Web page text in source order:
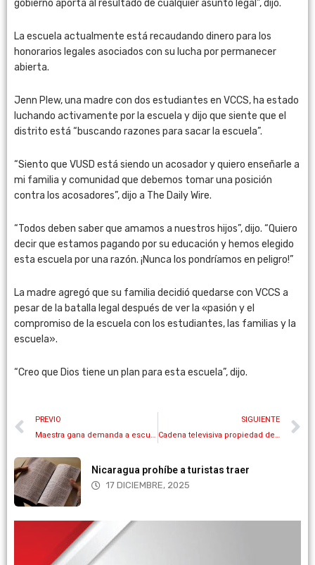
gobierno aporta al resultado de cualquier asunto legal”, dijo.
La escuela actualmente está recaudando dinero para los
honorarios legales asociados con su lucha por permanecer
abierta.
Jenn Plew, una madre con dos estudiantes en VCCS, ha estado
luchando activamente por la escuela y dijo que siente que el
distrito está “buscando razones para sacar la escuela”.
“Siento que VUSD está siendo un acosador y quiero enseñarle a
mi familia y comunidad que debemos tomar una posición
contra los acosadores”, dijo a The Daily Wire.
“Todos deben saber que amamos a nuestros hijos”, dijo. “Quiero
decir que estamos pagando por su educación y hemos elegido
esta escuela por una razón. ¡Nunca los pondríamos en peligro!”
La madre agregó que su familia decidió quedarse con VCCS a
pesar de la batalla legal después de ver la «pasión y el
compromiso de la escuela con los estudiantes, las familias y la
escuela».
“Creo que Dios tiene un plan para esta escuela”, dijo.
PREVIO
Maestra gana demanda a escuela por suspenderla al negarse a usar pronombres
SIGUIENTE
Cadena televisiva propiedad de Disney lanza serie satánica llamada ‘Pequeña diabla’
Nicaragua prohíbe a turistas traer
17 DICIEMBRE, 2025